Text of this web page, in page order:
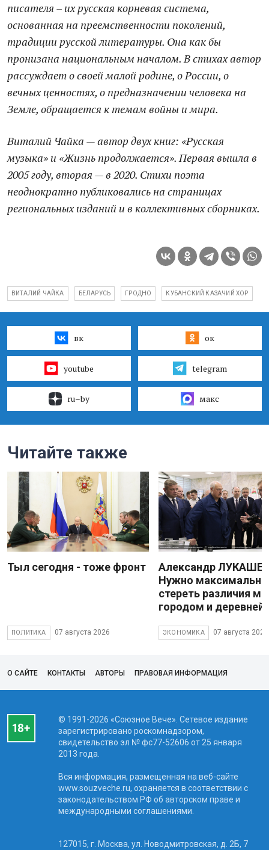
писателя – их русская корневая система,
основанная на преемственности поколений,
традиции русской литературы. Она как бы
пронизана национальным началом. В стихах автор
рассуждает о своей малой родине, о России, о
вечных ценностях, о предназначении человека на
Земле, обращается к темам войны и мира.
Виталий Чайка — автор двух книг: «Русская
музыка» и «Жизнь продолжается». Первая вышла в
2005 году, вторая — в 2020. Стихи поэта
неоднократно публиковались на страницах
региональных изданий и в коллективных сборниках.
ВИТАЛИЙ ЧАЙКА БЕЛАРУСЬ ГРОДНО КУБАНСКИЙ КАЗАЧИЙ ХОР
вк ок
youtube telegram
ru–by макс
Читайте также
Тыл сегодня - тоже фронт
ПОЛИТИКА 07 августа 2026
Александр
Нужно максимально
стереть различия
городом и деревней
ЭКОНОМИКА 07 августа 2026
О САЙТЕ КОНТАКТЫ АВТОРЫ ПРАВОВАЯ ИНФОРМАЦИЯ
© 1991-2026 «Союзное Вече». Сетевое издание
зарегистрировано роскомнадзором,
свидетельство эл № фc77-52606 от 25 января
2013 года.
Вся информация, размещенная на веб-сайте
www.souzveche.ru, охраняется в соответствии с
законодательством РФ об авторском праве и
международными соглашениями.
127015, г. Москва, ул. Новодмитровская, д. 2Б, 7